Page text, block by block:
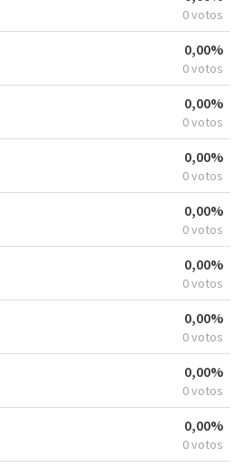
0 votos
0,00%
0 votos
0,00%
0 votos
0,00%
0 votos
0,00%
0 votos
0,00%
0 votos
0,00%
0 votos
0,00%
0 votos
0,00%
0 votos